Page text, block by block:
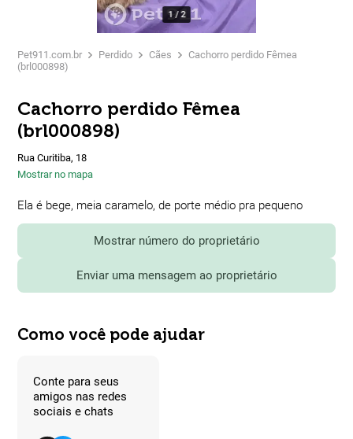
1 /2
Pet911.com.br Perdido Cães
Cachorro perdido Fêmea
(brl000898)
Cachorro perdido Fêmea
(brl000898)
Rua Curitiba, 18
Mostrar no mapa
Ela é bege, meia caramelo, de porte médio pra pequeno
Mostrar número do proprietário
Enviar uma mensagem ao proprietário
Como você pode ajudar
Conte para seus
amigos nas redes
sociais e chats